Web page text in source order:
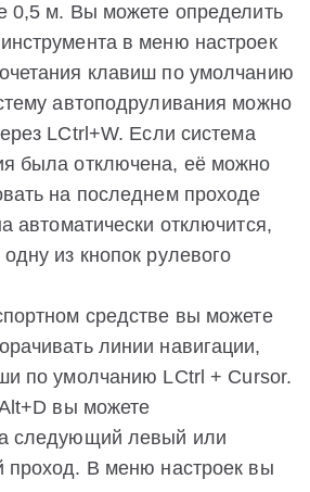
0,5 м. Вы можете определить
в меню настроек
клавиш по умолчанию
автоподруливания можно
LCtrl+W. Если система
была отключена, её можно
на последнем проходе
автоматически отключится,
из кнопок рулевого
средстве вы можете
линии навигации,
по умолчанию LCtrl + Cursor.
вы можете
следующий левый или
проход. В меню настроек вы